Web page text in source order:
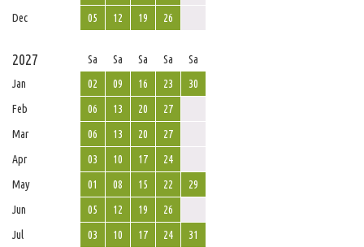
Dec
05 12 19 26
2027 Sa Sa Sa Sa
Sa
Jan
02 09 16 23
30
Feb
06 13 20
27
Mar
06 13 20
27
Apr
03 10 17
24
May
01 08 15 22
29
Jun
05 12 19
26
Jul
03 10 17 24
31